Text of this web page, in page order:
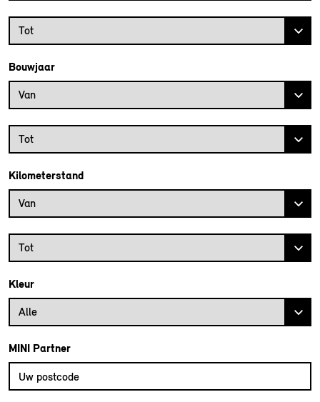
Prijs tot
Tot
Bouwjaar
Bouwjaar vanaf
Van
Bouwjaar tot
Tot
Kilometerstand
Kilometerstand vanaf
Van
Kilometerstand tot
Tot
Kleur
Alle
MINI Partner
Vul uw postcode in om de dichtstbijzijnde MINI dealer te vinden